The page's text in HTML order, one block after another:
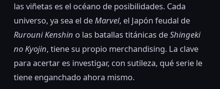
las viñetas es el océano de posibilidades. Cada
universo, ya sea el deMarvel, el Japón feudal de
Rurouni Kenshin o las batallas titánicas deShingeki
no Kyojin, tiene su propio merchandising. La clave
para acertar es investigar, con sutileza, qué serie le
tiene enganchado ahora mismo.